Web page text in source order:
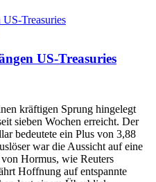
US-Treasuries
kräftigen Sprung hingelegt
sieben Wochen erreicht. Der
bedeutete ein Plus von 3,88
war die Aussicht auf eine
Hormus, wie Reuters
Hoffnung auf entspannte